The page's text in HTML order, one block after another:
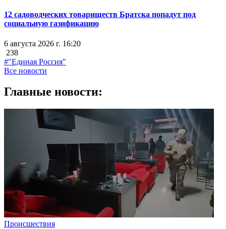
12 садоводческих товариществ Братска попадут под
социальную газификацию
6 августа 2026 г. 16:20
238
#"Единая Россия"
Все новости
Главные новости:
Происшествия